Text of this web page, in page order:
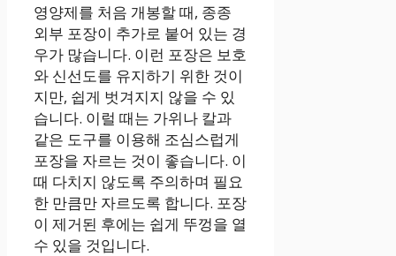
영양제를 처음 개봉할 때, 종종
외부 포장이 추가로 붙어 있는 경
우가 많습니다. 이런 포장은 보호
와 신선도를 유지하기 위한 것이
지만, 쉽게 벗겨지지 않을 수 있
습니다. 이럴 때는 가위나 칼과
같은 도구를 이용해 조심스럽게
포장을 자르는 것이 좋습니다. 이
때 다치지 않도록 주의하며 필요
한 만큼만 자르도록 합니다. 포장
이 제거된 후에는 쉽게 뚜껑을 열
수 있을 것입니다.